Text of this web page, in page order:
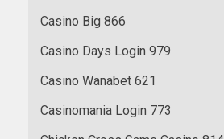
Casino Big 866
Casino Days Login 979
Casino Wanabet 621
Casinomania Login 773